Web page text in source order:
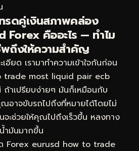
รดคู่เงินสภาพคล่อง
Forex คืออะไร — ทำไม
ถึงให้ความสำคัญ
อียด เรามาทำความเข้าใจกันก่อน
trade most liquid pair ecb
าเปรียบง่ายๆ มันก็เหมือนกับ
อาจขับรถไปถึงที่หมายได้โดยไม่
ะช่วยให้คุณไปถึงเร็วขึ้น หลงทาง
ำมันมากขึ้น
ด Forex eurusd how to trade